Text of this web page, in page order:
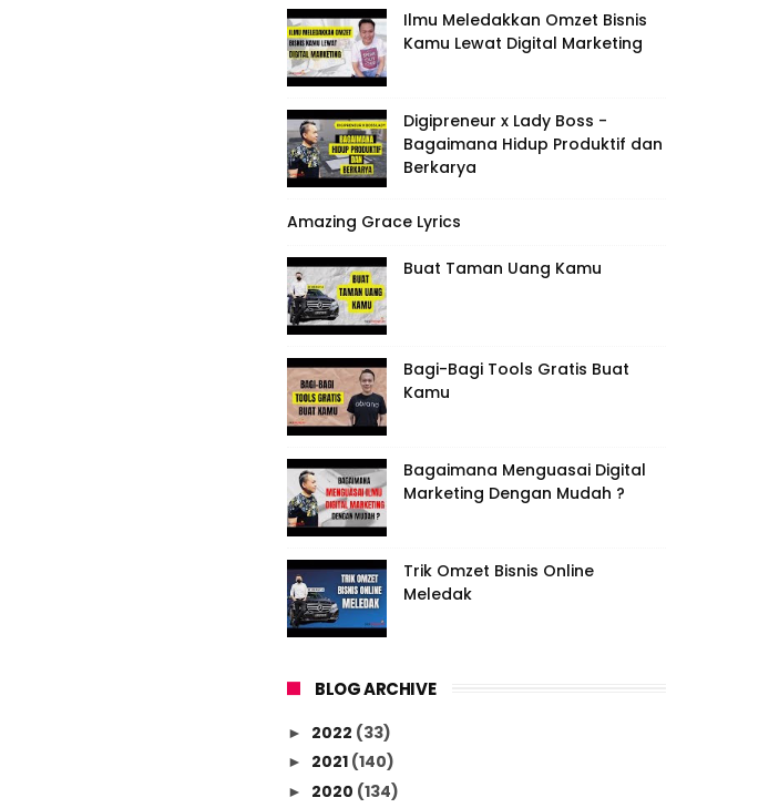
Ilmu Meledakkan Omzet Bisnis
Kamu Lewat Digital Marketing
Digipreneur x Lady Boss -
Bagaimana Hidup Produktif dan
Berkarya
Amazing Grace Lyrics
Buat Taman Uang Kamu
Bagi-Bagi Tools Gratis Buat
Kamu
Bagaimana Menguasai Digital
Marketing Dengan Mudah ?
Trik Omzet Bisnis Online
Meledak
BLOG ARCHIVE
► 2022 (33)
► 2021 (140)
► 2020 (134)